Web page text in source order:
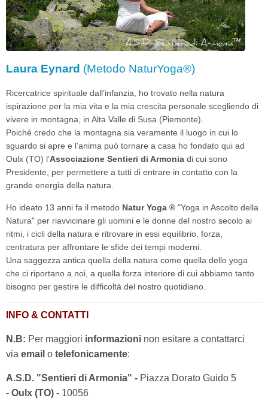
Laura Eynard (Metodo NaturYoga®)
Ricercatrice spirituale dall’infanzia, ho trovato nella natura
ispirazione per la mia vita e la mia crescita personale scegliendo di
vivere in montagna, in Alta Valle di Susa (Piemonte).
Poiché credo che la montagna sia veramente il luogo in cui lo
sguardo si apre e l’anima può tornare a casa ho fondato qui ad
Oulx (TO) l’Associazione Sentieri di Armonia di cui sono
Presidente, per permettere a tutti di entrare in contatto con la
grande energia della natura.
Ho ideato 13 anni fa il metodo Natur Yoga ® "Yoga in Ascolto della
Natura" per riavvicinare gli uomini e le donne del nostro secolo ai
ritmi, i cicli della natura e ritrovare in essi equilibrio, forza,
centratura per affrontare le sfide dei tempi moderni.
Una saggezza antica quella della natura come quella dello yoga
che ci riportano a noi, a quella forza interiore di cui abbiamo tanto
bisogno per gestire le difficoltà del nostro quotidiano.
INFO & CONTATTI
N.B: Per maggiori informazioni non esitare a contattarci
via email o telefonicamente:
A.S.D. "Sentieri di Armonia" - Piazza Dorato Guido 5
- Oulx (TO) - 10056